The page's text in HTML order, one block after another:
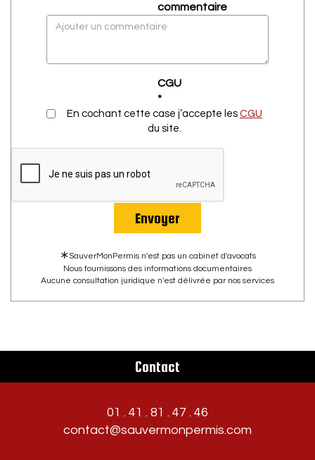
commentaire
CGU
*
En cochant cette case j’accepte les CGU
du site.
Envoyer
∗ SauverMonPermis n'est pas un cabinet d'avocats
Nous fournissons des informations documentaires
Aucune consultation juridique n'est délivrée par nos services
Contact
01 . 41 . 81 . 47 . 46
contact@sauvermonpermis.com